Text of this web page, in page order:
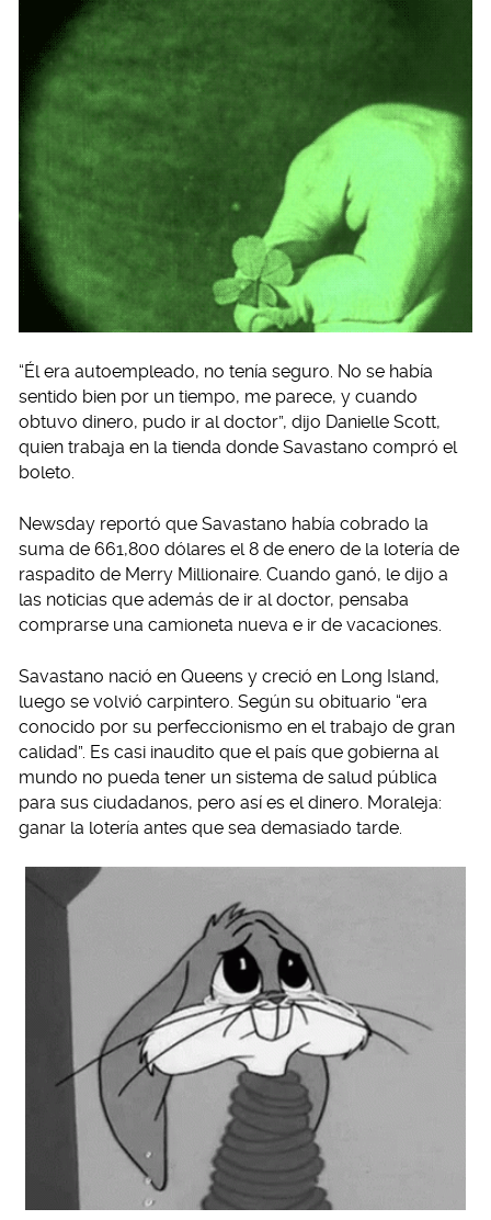
“Él era autoempleado, no tenía seguro. No se había
sentido bien por un tiempo, me parece, y cuando
obtuvo dinero, pudo ir al doctor”, dijo Danielle Scott,
quien trabaja en la tienda donde Savastano compró el
boleto.
Newsday reportó que Savastano había cobrado la
suma de 661,800 dólares el 8 de enero de la lotería de
raspadito de Merry Millionaire. Cuando ganó, le dijo a
las noticias que además de ir al doctor, pensaba
comprarse una camioneta nueva e ir de vacaciones.
Savastano nació en Queens y creció en Long Island,
luego se volvió carpintero. Según su obituario “era
conocido por su perfeccionismo en el trabajo de gran
calidad”. Es casi inaudito que el país que gobierna al
mundo no pueda tener un sistema de salud pública
para sus ciudadanos, pero así es el dinero. Moraleja:
ganar la lotería antes que sea demasiado tarde.